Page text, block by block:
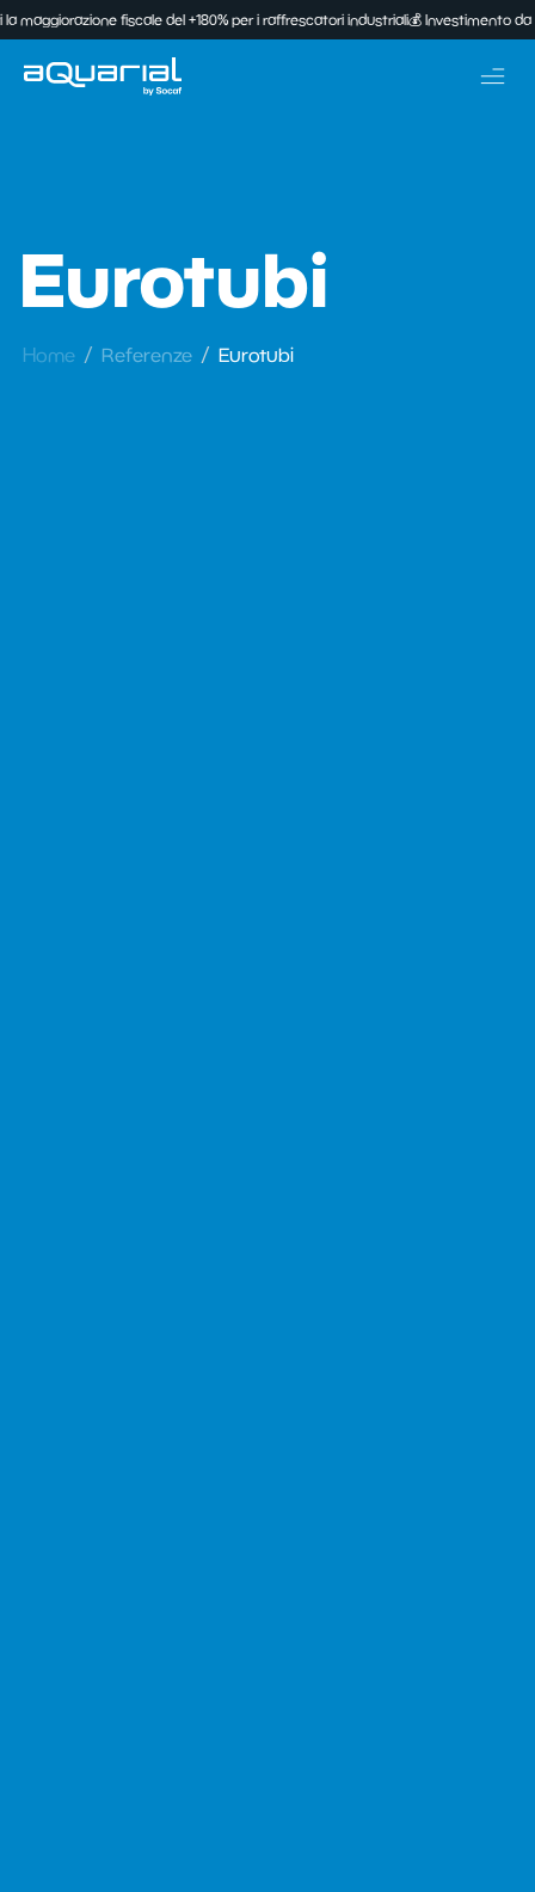
fiscale del +180% per i raffrescatori industriali💰 Investimento da
Eurotubi
Home Referenze Eurotubi